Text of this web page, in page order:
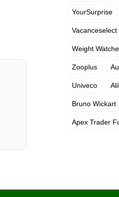
YourSurprise
Vacanceselect
Weight
Zooplus
Univeco
Bruno Wickart
Apex Trader